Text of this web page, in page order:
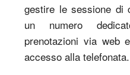
gestire le sessione di
un numero
prenotazioni via web
accesso alla telefonata.